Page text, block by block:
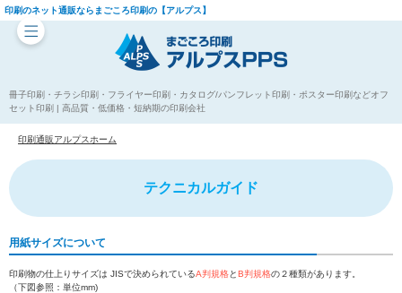
印刷のネット通販ならまごころ印刷の【アルプス】
冊子印刷・チラシ印刷・フライヤー印刷・カタログ/パンフレット印刷・ポスター印刷などオフ
セット印刷 | 高品質・低価格・短納期の印刷会社
印刷通販アルプスホーム
テクニカルガイド
用紙サイズについて
印刷物の仕上りサイズは JISで決められているA判規格とB判規格の２種類があります。
（下図参照：単位mm)